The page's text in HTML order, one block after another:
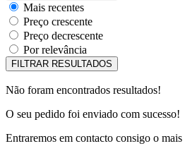
Mais recentes
Preço crescente
Preço decrescente
Por relevância
Não foram encontrados resultados!
O seu pedido foi enviado com sucesso!
Entraremos em contacto consigo o